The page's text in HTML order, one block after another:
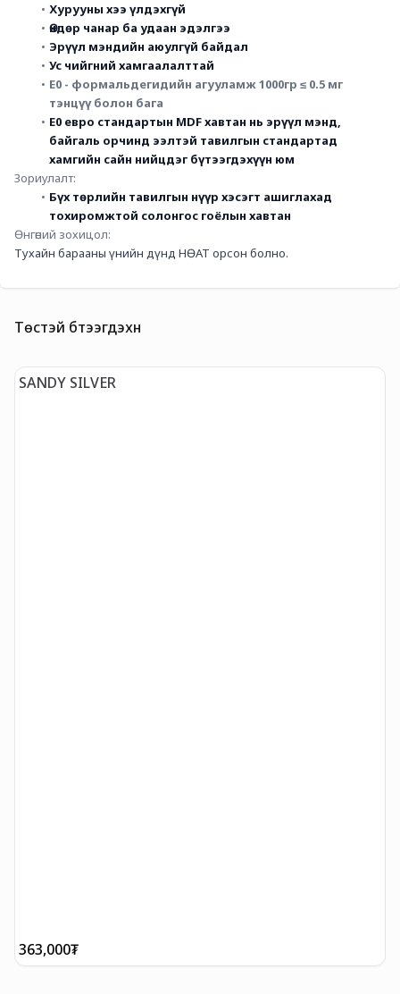
Хурууны хээ үлдэхгүй
Өндөр чанар ба удаан эдэлгээ
Эрүүл мэндийн аюулгүй байдал
Ус чийгний хамгаалалттай
E0 - формальдегидийн агууламж 1000гр ≤ 0.5 мг
тэнцүү болон бага
E0 евро стандартын MDF хавтан нь эрүүл мэнд,
байгаль орчинд ээлтэй тавилгын стандартад
хамгийн сайн нийцдэг бүтээгдэхүүн юм
Зориулалт:
Бүх төрлийн тавилгын нүүр хэсэгт ашиглахад
тохиромжтой солонгос гоёлын хавтан
Өнгөний зохицол:
Тухайн барааны үнийн дүнд НӨАТ орсон болно.
Төстэй бүтээгдэхүүн
SANDY SILVER
363,000₮